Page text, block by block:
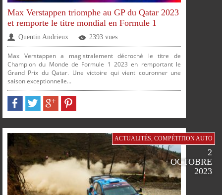
PARTAGERPARTAGERPARTAGERPARTAGER
Max Verstappen triomphe au GP du Qatar 2023
et remporte le titre mondial en Formule 1
Quentin Andrieux 2393 vues
Max Verstappen a magistralement décroché le titre de
Champion du Monde de Formule 1 2023 en remportant le
Grand Prix du Qatar. Une victoire qui vient couronner une
saison exceptionnelle...
ACTUALITÉS, COMPÉTITION AUTO
2
OCTOBRE
2023